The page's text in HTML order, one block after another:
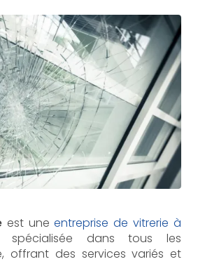
est uneentreprise de vitrerie à
spécialisée dans tous les
offrant des services variés et